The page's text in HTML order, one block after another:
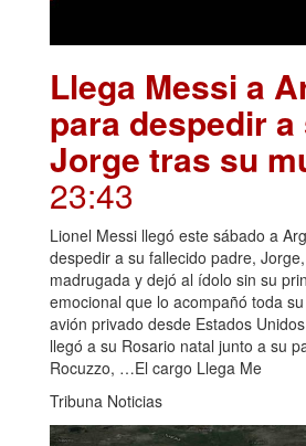
Llega Messi a
para despedir
Jorge tras su
23:43
Lionel Messi llegó este sábado a
despedir a su fallecido padre,
madrugada y dejó al ídolo sin su
emocional que lo acompañó toda
avión privado desde Estados
llegó a su Rosario natal junto a su
Rocuzzo, …El cargo Llega Me
Tribuna Noticias